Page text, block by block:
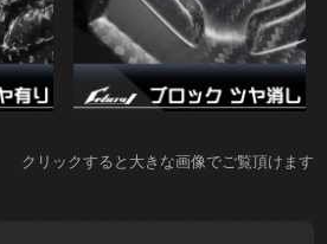
クリックすると大きな画像でご覧頂けます